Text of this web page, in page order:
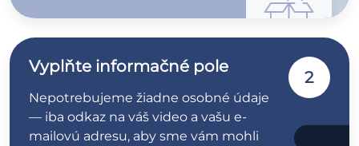
Vyplňte informačné pole
Nepotrebujeme žiadne osobné údaje
— iba odkaz na váš video a vašu e-
mailovú adresu, aby sme vám mohli
2